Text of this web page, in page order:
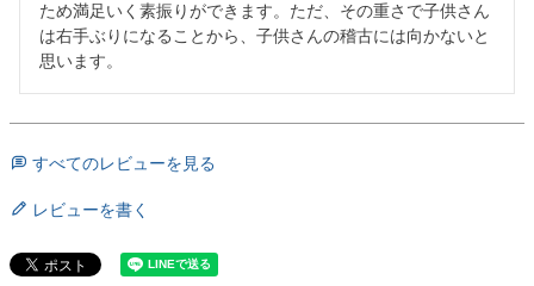
ため満足いく素振りができます。ただ、その重さで子供さん
は右手ぶりになることから、子供さんの稽古には向かないと
思います。
すべてのレビューを見る
レビューを書く